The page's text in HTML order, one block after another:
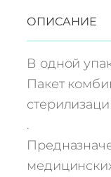
и
ч
е
с
т
в
о
т
о
ОПИСАНИЕ
В одной
Пакет
.